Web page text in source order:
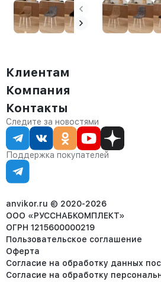
Клиентам
Доставка
Оплата
Сервис
Статус заказа
Статьи
Компания
О компании
Контакты
Партнёрам
Контакты
Отдел продаж:
8 (800) 234-22-62
corp@anvikor.ru
Ежедневно, с 7:00-19:00 (МСК)
Отдел рекламации:
8 (953) 455-25-61
Следите за новостями
Поддержка покупателей
anvikor.ru © 2020-2026
ООО «РУССНАБКОМПЛЕКТ»
ОГРН 1215600000219
Пользовательское соглашение
Оферта
Согласие на обработку данных
Согласие на обработку